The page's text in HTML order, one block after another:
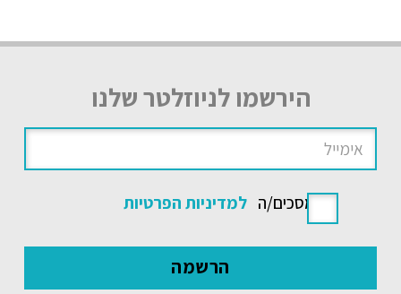
הירשמו לניוזלטר שלנו
אני מסכים/ה למדיניות הפרטיות